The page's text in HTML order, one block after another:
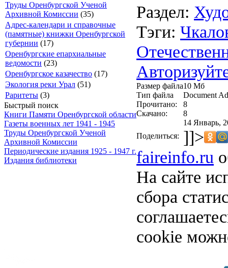
Труды Оренбургской Ученой
Архивной Комиссии (35)
Адрес-календари и справочные
(памятные) книжки Оренбургской
губернии (17)
Оренбургские епархиальные
ведомости (23)
Оренбургское казачество (17)
Экология реки Урал (51)
Раритеты (3)
Быстрый поиск
Книги Памяти Оренбургской области
Газеты военных лет 1941 - 1945
Труды Оренбургской Ученой
Архивной Комиссии
Периодические издания 1925 - 1947 г.
Издания библиотеки
Раздел:
Тэги:
Размер файла10 Мб
Тип файла
Document
Прочитано:
8
Скачано:
8
14 Январь,
Поделиться: ]]>
faireinfo.ru
На сайте
сбора
cookie